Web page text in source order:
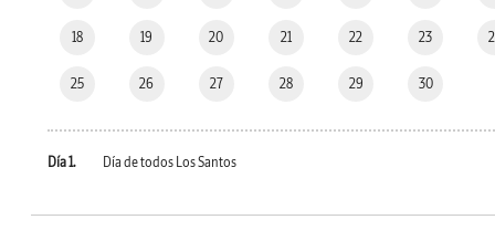
18 19 20 21 22 23
25 26 27 28 29 30
Día 1. Día de todos Los Santos